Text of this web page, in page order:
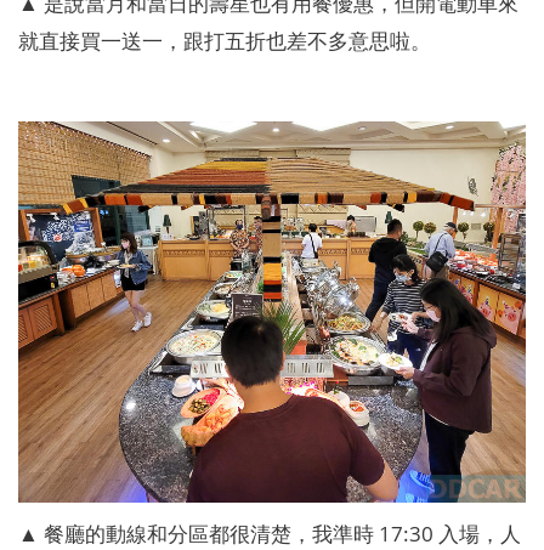
就直接買一送一，跟打五折也差不多意思啦。
▲ 餐廳的動線和分區都很清楚，我準時 17:30 入場，人